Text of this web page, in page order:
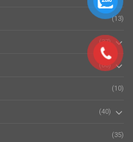
(13)
(37)
(66)
(10)
(40)
(35)